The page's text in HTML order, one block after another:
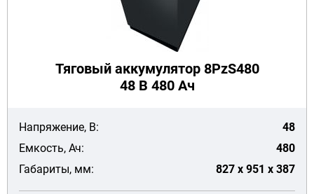
Тяговый аккумулятор 8PzS480
48 В 480 Ач
Напряжение, В:
48
Емкость, Ач:
480
Габариты, мм:
827 x 951 x 387